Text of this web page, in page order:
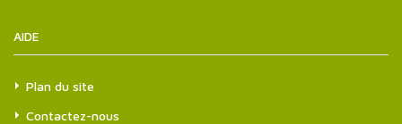
AIDE
Plan du site
Contactez-nous